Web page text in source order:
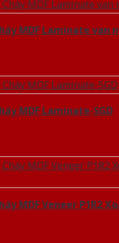
MDF Laminate van
MDF Laminate-SGD
MDF Veneer P1R2